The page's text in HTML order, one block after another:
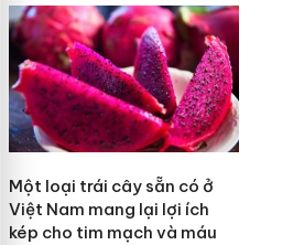
Một loại trái cây sẵn có ở
Việt Nam mang lại lợi ích
kép cho tim mạch và máu